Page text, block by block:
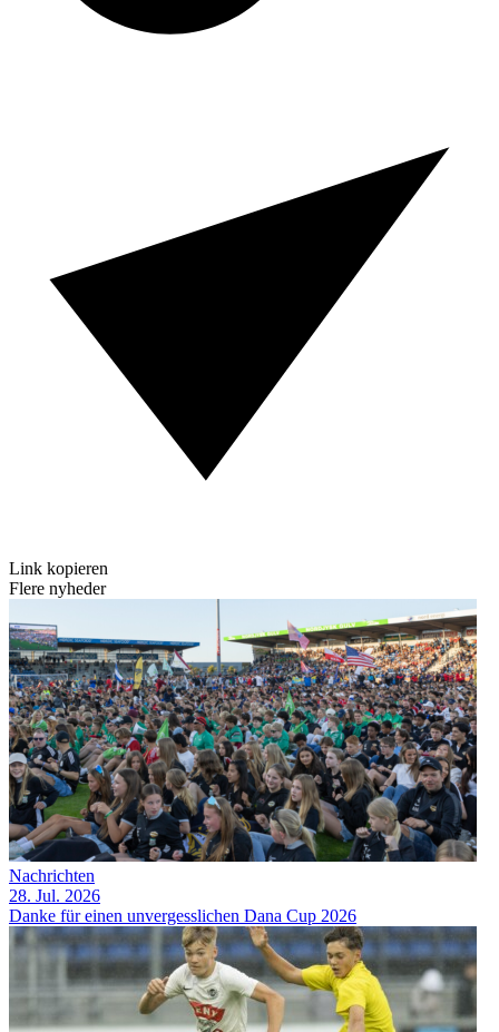
Link kopieren
Flere nyheder
Nachrichten
28. Jul. 2026
Danke für einen unvergesslichen Dana Cup 2026